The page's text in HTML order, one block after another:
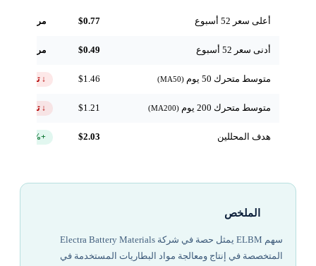
أعلى سعر 52 أسبوع $0.77 مرجعي
أدنى سعر 52 أسبوع $0.49 مرجعي
متوسط متحرك 50 يوم $1.46 ↓ تحت
متوسط متحرك 200 يوم $1.21 ↓ تحت
هدف المحللين $2.03
+243.7%
الملخص
سهم ELBM يمثل حصة في شركة Electra Battery Materials
المتخصصة في إنتاج ومعالجة مواد البطاريات المستخدمة في